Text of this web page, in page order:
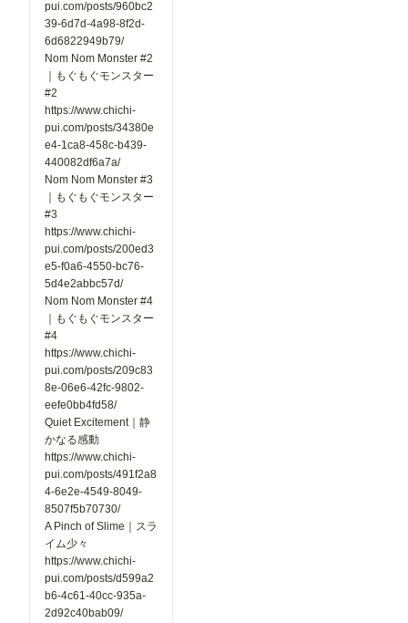
pui.com/posts/960bc2
39-6d7d-4a98-8f2d-
6d6822949b79/
Nom Nom Monster #2
｜もぐもぐモンスター
#2
https://www.chichi-
pui.com/posts/34380e
e4-1ca8-458c-b439-
440082df6a7a/
Nom Nom Monster #3
｜もぐもぐモンスター
#3
https://www.chichi-
pui.com/posts/200ed3
e5-f0a6-4550-bc76-
5d4e2abbc57d/
Nom Nom Monster #4
｜もぐもぐモンスター
#4
https://www.chichi-
pui.com/posts/209c83
8e-06e6-42fc-9802-
eefe0bb4fd58/
Quiet Excitement｜静
かなる感動
https://www.chichi-
pui.com/posts/491f2a8
4-6e2e-4549-8049-
8507f5b70730/
A Pinch of Slime｜スラ
イム少々
https://www.chichi-
pui.com/posts/d599a2
b6-4c61-40cc-935a-
2d92c40bab09/